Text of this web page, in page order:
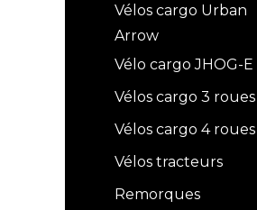
Vélos cargo Urban
Arrow
Vélo cargo JHOG-E
Vélos cargo 3 roues
Vélos cargo 4 roues
Vélos tracteurs
Remorques